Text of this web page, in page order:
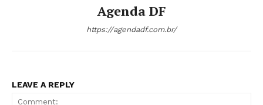
Agenda DF
https://agendadf.com.br/
LEAVE A REPLY